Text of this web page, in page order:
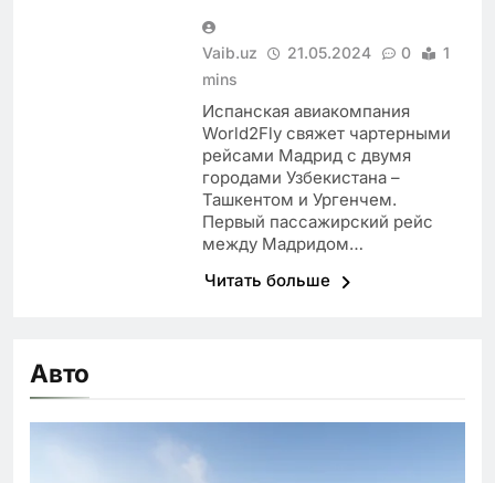
Vaib.uz 21.05.2024 0
1
mins
Испанская авиакомпания
World2Fly свяжет чартерными
рейсами Мадрид с двумя
городами Узбекистана –
Ташкентом и Ургенчем.
Первый пассажирский рейс
между Мадридом…
Читать больше
Авто